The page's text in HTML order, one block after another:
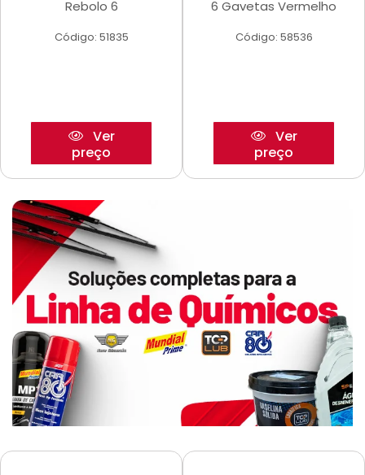
Rebolo 6
Código: 51835
Ver
preço
6 Gavetas Vermelho
Código: 58536
Ver
preço